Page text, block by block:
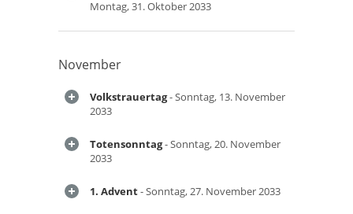
Montag, 31. Oktober 2033
November
Volkstrauertag- Sonntag, 13. November
2033
Totensonntag- Sonntag, 20. November
2033
1. Advent- Sonntag, 27. November 2033